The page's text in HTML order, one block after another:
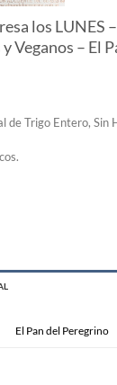
los LUNES
Veganos – El
de Trigo Entero, Sin
El Pan del Peregrino